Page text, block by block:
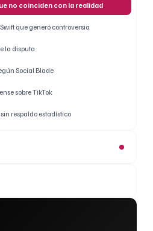
no coinciden con la realidad
que generó controversia
la disputa
Social Blade
sobre TikTok
respaldo estadístico